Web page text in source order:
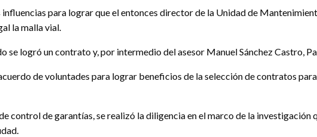
para lograr que el entonces director de la Unidad de
la malla vial.
se logró un contrato y, por intermedio del asesor Manuel Sánchez Castro,
de voluntades para lograr beneficios de la selección de contratos
control de garantías, se realizó la diligencia en el marco de la